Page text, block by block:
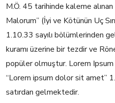
M.Ö. 45 tarihinde kaleme
Malorum” (İyi ve Kötünün Uç
1.10.33 sayılı bölümlerinden
kuramı üzerine bir tezdir ve
popüler olmuştur. Lorem Ipsum
“Lorem ipsum dolor sit amet”
satırdan gelmektedir.